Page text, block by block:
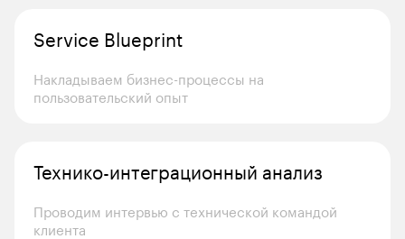
Service Blueprint
Накладываем бизнес-процессы на
пользовательский опыт
Технико-интеграционный анализ
Проводим интервью с технической командой
клиента